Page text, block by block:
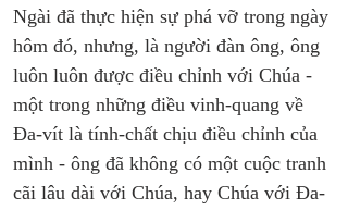
Ngài đã thực hiện sự phá vỡ trong ngày
hôm đó, nhưng, là người đàn ông, ông
luôn luôn được điều chỉnh với Chúa -
một trong những điều vinh-quang về
Đa-vít là tính-chất chịu điều chỉnh của
mình - ông đã không có một cuộc tranh
cãi lâu dài với Chúa, hay Chúa với Đa-